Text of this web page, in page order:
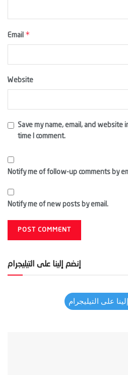
Email *
Website
Save my name, email, and
time I comment.
Notify me of follow-up comments by
Notify me of new posts by email.
إنضم إلينا على التيليجرام
على التيليجرام